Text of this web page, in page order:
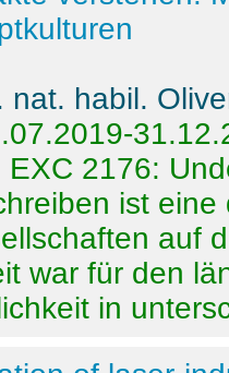
nat. habil.
EXC 2176:
ist
auf
war für den
in